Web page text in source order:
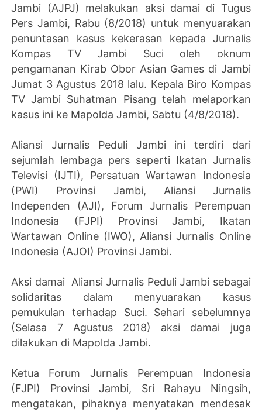
Jambi (AJPJ) melakukan aksi damai di Tugus
Pers Jambi, Rabu (8/2018) untuk menyuarakan
penuntasan kasus kekerasan kepada Jurnalis
Kompas TV Jambi Suci oleh oknum
pengamanan Kirab Obor Asian Games di Jambi
Jumat 3 Agustus 2018 lalu. Kepala Biro Kompas
TV Jambi Suhatman Pisang telah melaporkan
kasus ini ke Mapolda Jambi, Sabtu (4/8/2018).
Aliansi Jurnalis Peduli Jambi ini terdiri dari
sejumlah lembaga pers seperti Ikatan Jurnalis
Televisi (IJTI), Persatuan Wartawan Indonesia
(PWI) Provinsi Jambi, Aliansi Jurnalis
Independen (AJI), Forum Jurnalis Perempuan
Indonesia (FJPI) Provinsi Jambi, Ikatan
Wartawan Online (IWO), Aliansi Jurnalis Online
Indonesia (AJOI) Provinsi Jambi.
Aksi damai Aliansi Jurnalis Peduli Jambi sebagai
solidaritas dalam menyuarakan kasus
pemukulan terhadap Suci. Sehari sebelumnya
(Selasa 7 Agustus 2018) aksi damai juga
dilakukan di Mapolda Jambi.
Ketua Forum Jurnalis Perempuan Indonesia
(FJPI) Provinsi Jambi, Sri Rahayu Ningsih,
mengatakan, pihaknya menyatakan mendesak